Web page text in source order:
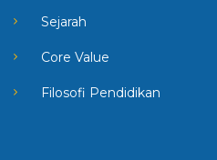
Sejarah
Core Value
Filosofi Pendidikan